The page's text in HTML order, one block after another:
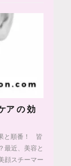
ア の 効
と順番！ 皆
最近、美容と
顔スチーマー